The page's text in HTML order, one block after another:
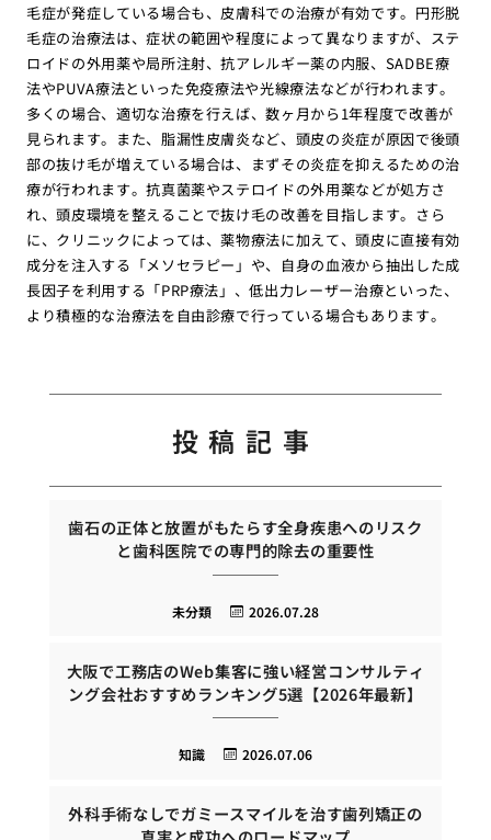
毛症が発症している場合も、皮膚科での治療が有効です。円形脱
毛症の治療法は、症状の範囲や程度によって異なりますが、ステ
ロイドの外用薬や局所注射、抗アレルギー薬の内服、SADBE療
法やPUVA療法といった免疫療法や光線療法などが行われます。
多くの場合、適切な治療を行えば、数ヶ月から1年程度で改善が
見られます。また、脂漏性皮膚炎など、頭皮の炎症が原因で後頭
部の抜け毛が増えている場合は、まずその炎症を抑えるための治
療が行われます。抗真菌薬やステロイドの外用薬などが処方さ
れ、頭皮環境を整えることで抜け毛の改善を目指します。さら
に、クリニックによっては、薬物療法に加えて、頭皮に直接有効
成分を注入する「メソセラピー」や、自身の血液から抽出した成
長因子を利用する「PRP療法」、低出力レーザー治療といった、
より積極的な治療法を自由診療で行っている場合もあります。
投稿記事
歯石の正体と放置がもたらす全身疾患へのリスク
と歯科医院での専門的除去の重要性
2026.07.28
未分類
大阪で工務店のWeb集客に強い経営コンサルティ
ング会社おすすめランキング5選【2026年最新】
2026.07.06
知識
外科手術なしでガミースマイルを治す歯列矯正の